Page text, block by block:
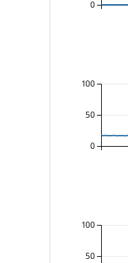
0
0
50
100
50
100